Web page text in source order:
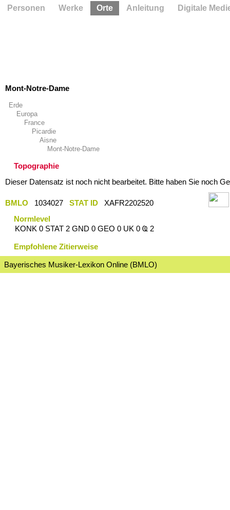
Mont-Notre-Dame
Erde
Europa
France
Picardie
Aisne
Mont-Notre-Dame
Topographie
Dieser Datensatz ist noch nicht bearbeitet. Bitte haben Sie noch
BMLO 1034027 STAT ID
XAFR2202520
Normlevel
KONK 0 STAT 2 GND 0 GEO 0 UK 0 Ҩ 2
Empfohlene Zitierweise
Bayerisches Musiker-Lexikon Online (BMLO)
Personen Werke Orte Anleitung Digitale